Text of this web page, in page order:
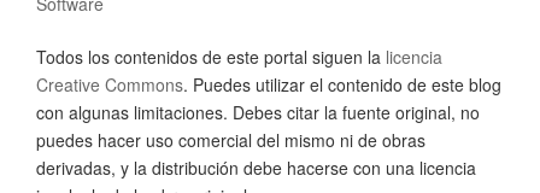
Todos los contenidos de este portal siguen la licencia
Creative Commons. Puedes utilizar el contenido de este blog
con algunas limitaciones. Debes citar la fuente original, no
puedes hacer uso comercial del mismo ni de obras
derivadas, y la distribución debe hacerse con una licencia